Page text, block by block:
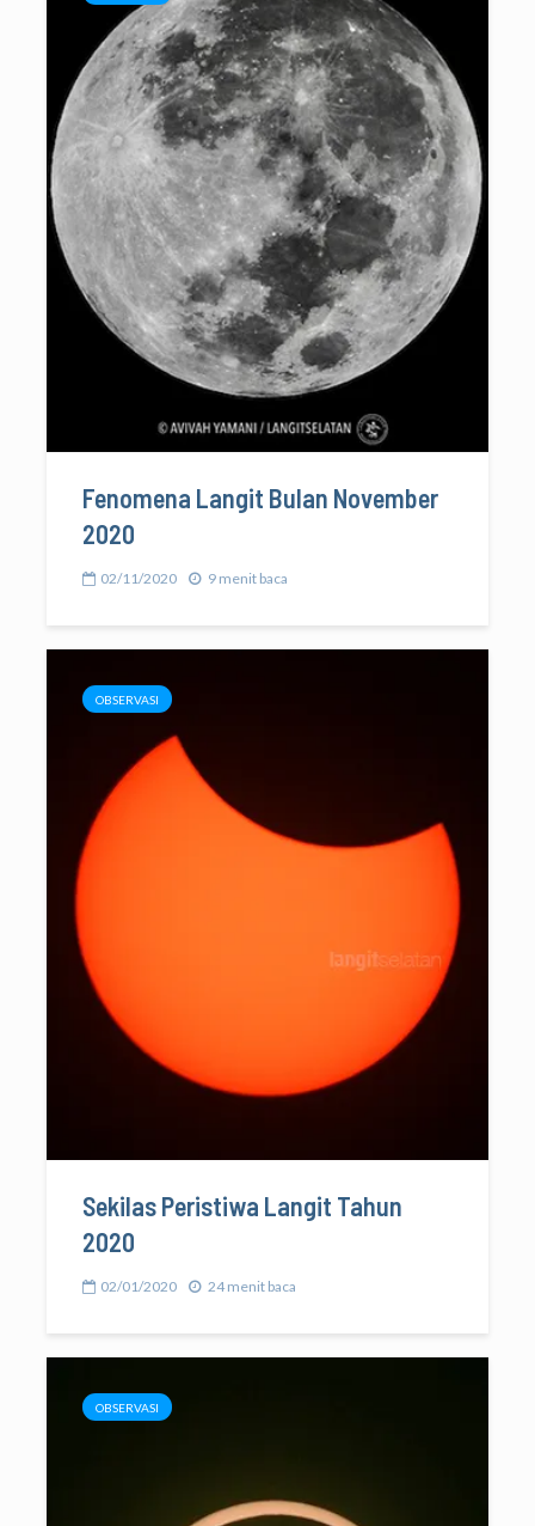
Fenomena Langit Bulan November
2020
02/11/2020 9 menit baca
OBSERVASI
Sekilas Peristiwa Langit Tahun
2020
02/01/2020 24 menit baca
OBSERVASI